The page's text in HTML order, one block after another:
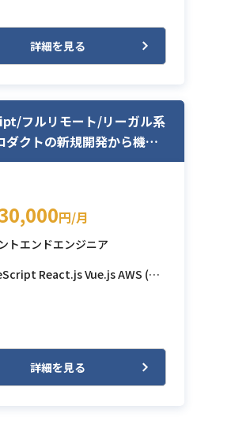
詳細を見る
フルリモート/リーガル系
ダクトの新規開発から機能
ど
円/月
トエンドエンジニア
React.jsVue.jsAWS (Am
詳細を見る